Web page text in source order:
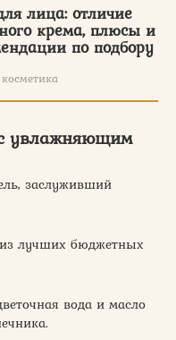
лица: отличие
крема, плюсы и
по подбору
увлажняющим
заслуживший
лучших бюджетных
вода и масло